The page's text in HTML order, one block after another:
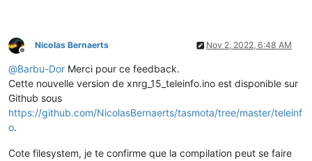
Offline
Nicolas Bernaerts Nov 2, 2022, 6:48 AM
@Barbu-Dor Merci pour ce feedback.
Cette nouvelle version de xnrg_15_teleinfo.ino est disponible sur
Github sous
https://github.com/NicolasBernaerts/tasmota/tree/master/teleinf
o.
Cote filesystem, je te confirme que la compilation peut se faire